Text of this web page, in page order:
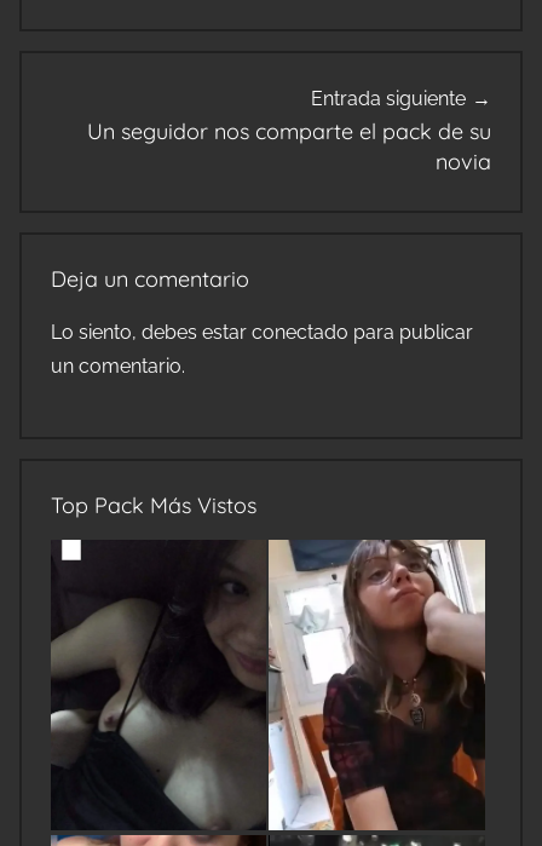
Entrada siguiente
Un seguidor nos comparte el pack de su
novia
Deja un comentario
Lo siento, debes estar conectado para publicar
un comentario.
Top Pack Más Vistos